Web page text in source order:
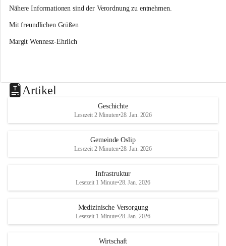
Nähere Informationen sind der Verordnung zu entnehmen.
Mit freundlichen Grüßen
Margit Wennesz-Ehrlich
Artikel
Geschichte
Lesezeit 2 Minuten•28. Jan. 2026
Gemeinde Oslip
Lesezeit 2 Minuten•28. Jan. 2026
Infrastruktur
Lesezeit 1 Minute•28. Jan. 2026
Medizinische Versorgung
Lesezeit 1 Minute•28. Jan. 2026
Wirtschaft